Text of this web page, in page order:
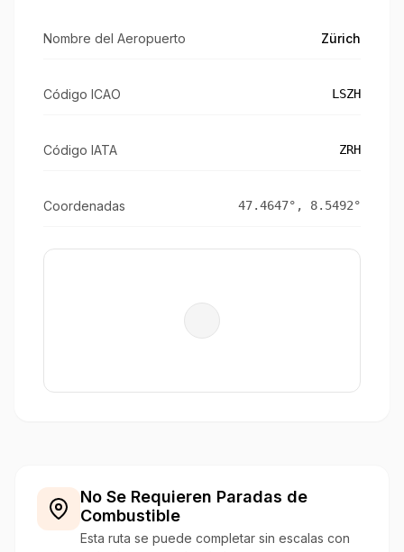
Nombre del Aeropuerto Zürich
Código ICAO LSZH
Código IATA ZRH
Coordenadas 47.4647°, 8.5492°
No Se Requieren Paradas de
Combustible
Esta ruta se puede completar sin escalas con